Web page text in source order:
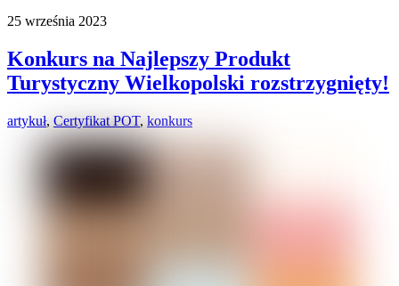
25 września 2023
Konkurs na Najlepszy Produkt
Turystyczny Wielkopolski rozstrzygnięty!
artykuł, Certyfikat POT, konkurs